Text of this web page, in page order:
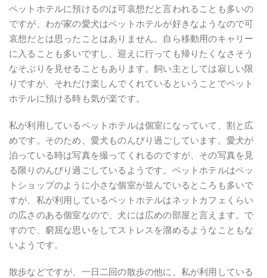
ペットホテルに預けるのは可哀想だと言われることも多いの
ですが、わが家の愛犬はペットホテルが好きなようなので可
哀想だとは思ったことはありません。自ら移動用のキャリー
に入ることも多いですし、迎えに行っても帰りたくなさそう
なそぶりを見せることもあります。飼い主としては寂しい限
りですが、それだけ楽しんでくれているということでペット
ホテルに預ける時も気が楽です。
私が利用しているペットホテルは個室になっていて、割と広
めです。そのため、愛犬ものんびり過ごしています。愛犬が
泊っている時は写真を撮ってくれるのですが、その写真を見
る限りのんびり過ごしているようです。ペットホテルはペッ
トショップのように小さな個室が並んでいるところも多いで
すが、私が利用しているペットホテルはネットカフェくらい
の広さのある個室なので、犬には広めの部屋と言えます。で
すので、窮屈な思いをしてストレスを溜めるようなこともな
いようです。
散歩などですが、一日二回の散歩の他に、私が利用している